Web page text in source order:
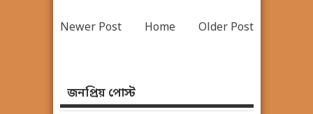
Newer Post Older Post
Home
জনপ্রিয় পোস্ট